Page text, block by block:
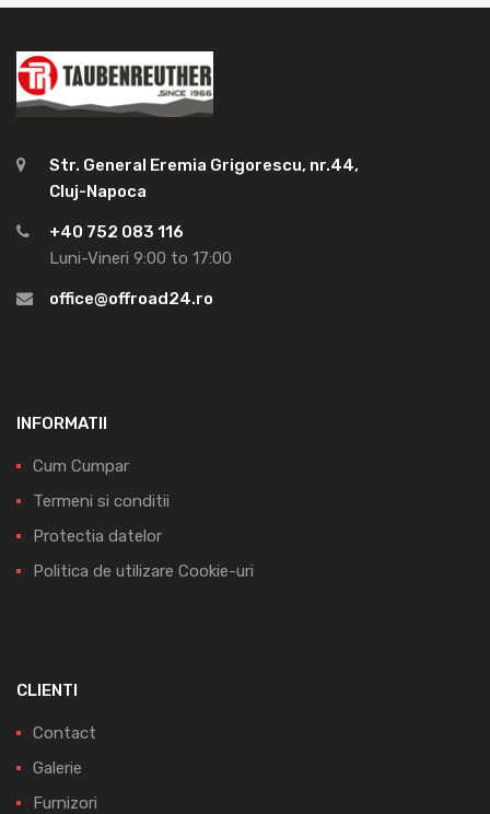
Str. General Eremia Grigorescu, nr.44,
Cluj-Napoca
+40 752 083 116
Luni-Vineri 9:00 to 17:00
office@offroad24.ro
INFORMATII
Cum Cumpar
Termeni si conditii
Protectia datelor
Politica de utilizare Cookie-uri
CLIENTI
Contact
Galerie
Furnizori